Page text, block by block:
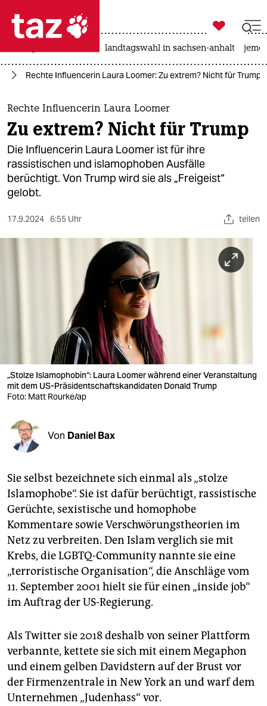
 taz zahl ich
taz zahl ich
themen
politik
öko
gesellschaft
kultur
sport
verlag
veranstaltungen
shop
fragen & hilfe
abo
genossenschaft
epaper login

taz zahl ich
landtagswahl in sachsen-anhalt
Rechte Influencerin Laura Loomer: Zu extrem? Nicht für Trump
Rechte Influencerin Laura Loomer
Zu extrem? Nicht für Trump
Die Influencerin Laura Loomer ist für ihre
rassistischen und islamophoben Ausfälle
berüchtigt. Von Trump wird sie als „Freigeist“
gelobt.
17.9.2024 6:55 Uhr teilen
„Stolze Islamophobin“: Laura Loomer während einer Veranstaltung
mit dem US-Präsidentschaftskandidaten Donald Trump
Foto: Matt Rourke/ap
Von Daniel Bax
Sie selbst bezeichnete sich einmal als „stolze
Islamophobe“. Sie ist dafür berüchtigt, rassistische
Gerüchte, sexistische und homophobe
Kommentare sowie Verschwörungstheorien im
Netz zu verbreiten. Den Islam verglich sie mit
Krebs, die LGBTQ-Community nannte sie eine
„terroristische Organisation“, die Anschläge vom
11. September 2001 hielt sie für einen „inside job“
im Auftrag der US-Regierung.
Als Twitter sie 2018 deshalb von seiner Plattform
verbannte, kettete sie sich mit einem Megaphon
und einem gelben Davidstern auf der Brust vor
der Firmenzentrale in New York an und warf dem
Unternehmen „Judenhass“ vor.